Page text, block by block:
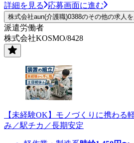
詳細を見る 応募画面に進む
株式会社aun(介護職)0388のその他の求人
派遣労働者
株式会社KOSMO/8428
【未経験OK】モノづくりに携わる
み／駅チカ／長期安定